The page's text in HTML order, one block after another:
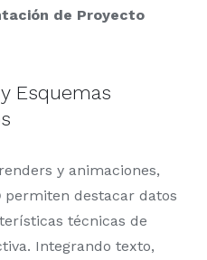
de Proyecto
Esquemas
y animaciones,
permiten destacar datos
técnicas de
Integrando texto,